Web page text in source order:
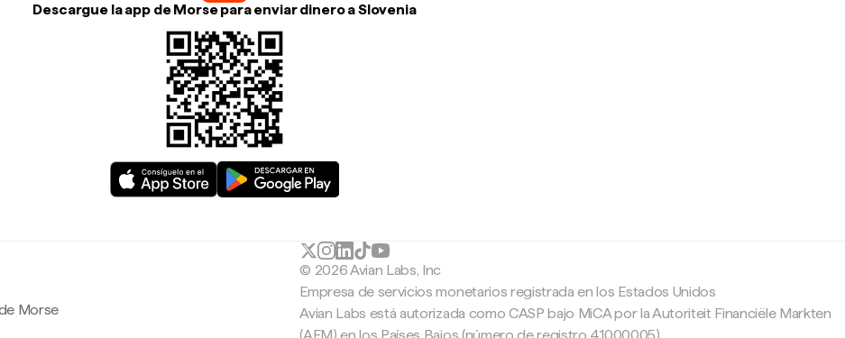
Descargue la app de Morse para enviar dinero a Slovenia
Morse
© 2026 Avian Labs, Inc
Empresa de servicios monetarios registrada en los Estados Unidos
Avian Labs está autorizada como CASP bajo MiCA por la Autoriteit Financiële Markten